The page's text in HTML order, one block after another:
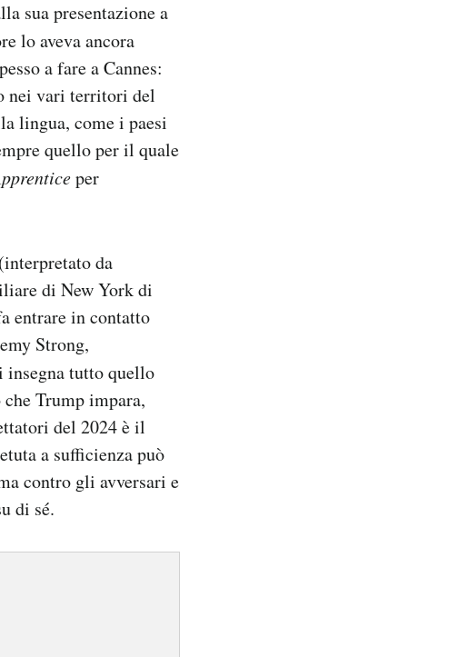
sua presentazione a
lo aveva ancora
a fare a Cannes:
nei vari territori del
lingua, come i paesi
quello per il quale
per
da
di New York di
entrare in contatto
Strong,
tutto quello
Trump impara,
del 2024 è il
a sufficienza può
contro gli avversari e
di sé.